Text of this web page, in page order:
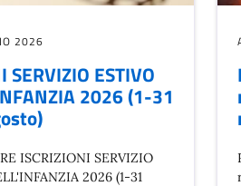
2026
SERVIZIO ESTIVO
2026 (1-31
ISCRIZIONI SERVIZIO
2026 (1-31